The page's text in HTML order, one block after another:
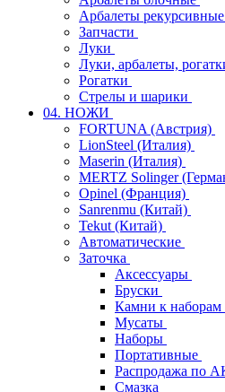
Арбалеты рекурсивные
Запчасти
Луки
Луки, арбалеты,
Рогатки
Стрелы и шарики
04. НОЖИ
FORTUNA (Австрия)
LionSteel (Италия)
Maserin (Италия)
MERTZ Solinger
Opinel (Франция)
Sanrenmu (Китай)
Tekut (Китай)
Автоматические
Заточка
Аксессуары
Бруски
Камни к наборам
Мусаты
Наборы
Портативные
Распродажа по
Смазка